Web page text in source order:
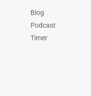
Blog
Podcast
Timer